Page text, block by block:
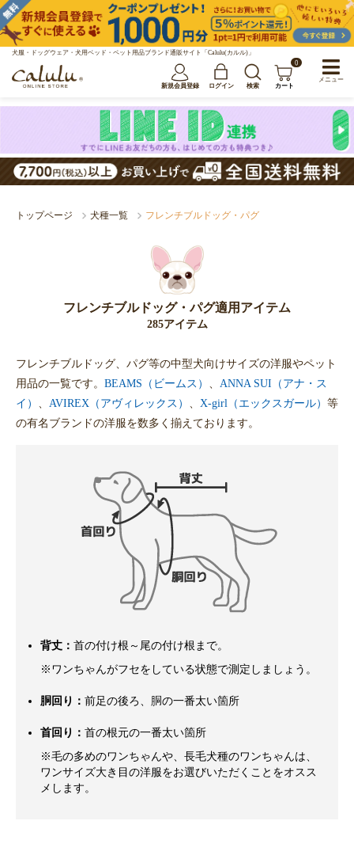
犬服・ドッグウェア・犬用ベッド・ペット用品ブランド通販サイト「Calulu(カルル)」
新規会員登録 ログイン 検索
0
カート
トップページ 犬種一覧 フレンチブルドッグ・パグ
フレンチブルドッグ・パグ適用アイテム
285アイテム
フレンチブルドッグ、パグ等の中型犬向けサイズの洋服やペット
用品の一覧です。 BEAMS（ビームス）
ANNA SUI（アナ・ス
イ）
AVIREX（アヴィレックス） X-girl（エックスガール） 等
の有名ブランドの洋服を数多く揃えております。
背丈： 首の付け根～尾の付け根まで。
※ワンちゃんがフセをしている状態で測定しましょう。
胴回り： 前足の後ろ、胴の一番太い箇所
首回り： 首の根元の一番太い箇所
※毛の多めのワンちゃんや、長毛犬種のワンちゃんは、
ワンサイズ大き目の洋服をお選びいただくことをオスス
メします。
メニュー